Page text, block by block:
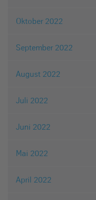
Oktober 2022
September 2022
August 2022
Juli 2022
Juni 2022
Mai 2022
April 2022